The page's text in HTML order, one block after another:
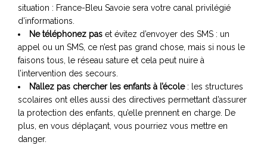
situation : France-Bleu Savoie sera votre canal privilégié
d’informations.
Ne téléphonez pas et évitez d’envoyer des SMS : un
appel ou un SMS, ce n’est pas grand chose, mais si nous le
faisons tous, le réseau sature et cela peut nuire à
l’intervention des secours.
N’allez pas chercher les enfants à l’école: les structures
scolaires ont elles aussi des directives permettant d’assurer
la protection des enfants, qu’elle prennent en charge. De
plus, en vous déplaçant, vous pourriez vous mettre en
danger.